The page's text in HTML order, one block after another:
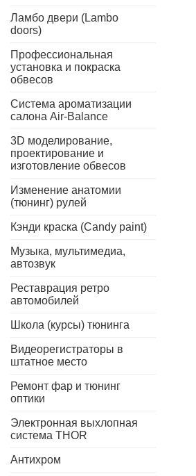
Ламбо двери (Lambo
doors)
Профессиональная
установка и покраска
обвесов
Система ароматизации
салона Air-Balance
3D моделирование,
проектирование и
изготовление обвесов
Изменение анатомии
(тюнинг) рулей
Кэнди краска (Candy paint)
Музыка, мультимедиа,
автозвук
Реставрация ретро
автомобилей
Школа (курсы) тюнинга
Видеорегистраторы в
штатное место
Ремонт фар и тюнинг
оптики
Электронная выхлопная
система THOR
Антихром